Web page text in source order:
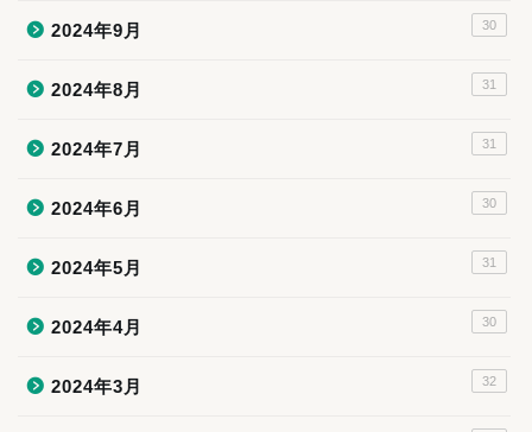
2024年9月 30
2024年8月 31
2024年7月 31
2024年6月 30
2024年5月 31
2024年4月 30
2024年3月 32